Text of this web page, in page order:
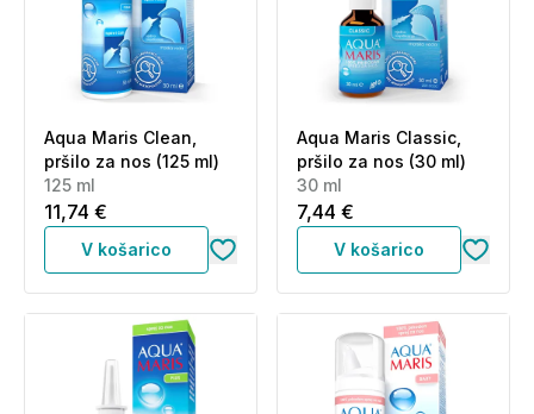
Aqua Maris Clean,
pršilo za nos (125 ml)
125 ml
11,74 €
V košarico
Aqua Maris Classic,
pršilo za nos (30 ml)
30 ml
7,44 €
V košarico